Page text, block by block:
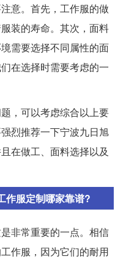
意。首先，工作服的做
装的寿命。其次，面料
需要选择不同属性的面
在选择时需要考虑的一
，可以考虑综合以上要
烈推荐一下宁波九日旭
在做工、面料选择以及
作服定制哪家靠谱?
非常重要的一点。相信
作服，因为它们的耐用